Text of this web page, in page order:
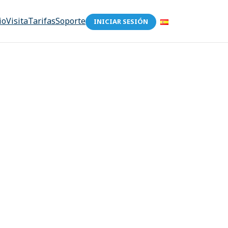
VisitaTarifasSoporte INICIAR SESIÓN